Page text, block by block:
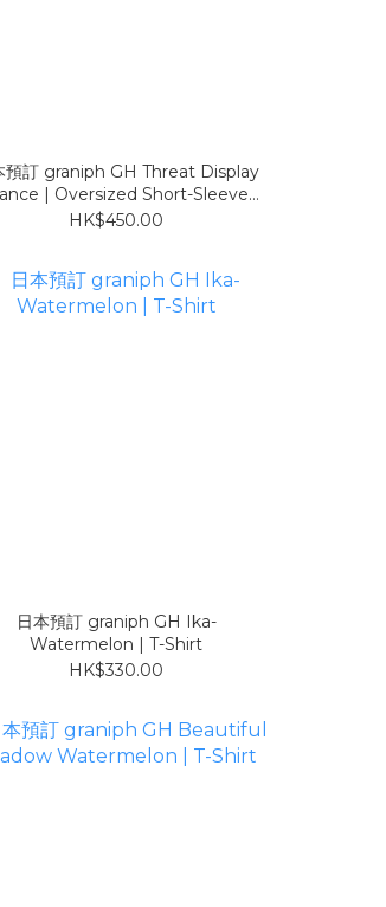
預訂 graniph GH Threat Display
| Oversized Short-Sleeve
Hoodie 白
HK$450.00
日本預訂 graniph GH Ika-
Watermelon | T-Shirt
HK$330.00